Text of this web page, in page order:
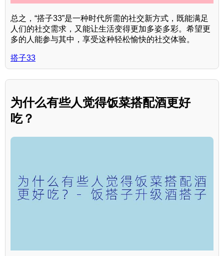
总之，“搭子33”是一种时代所需的社交新方式，既能满足
人们的社交需求，又能让生活变得更加多姿多彩。希望更
多的人能参与其中，享受这种轻松愉快的社交体验。
搭子33
为什么有些人觉得饭菜搭配酒更好
吃？